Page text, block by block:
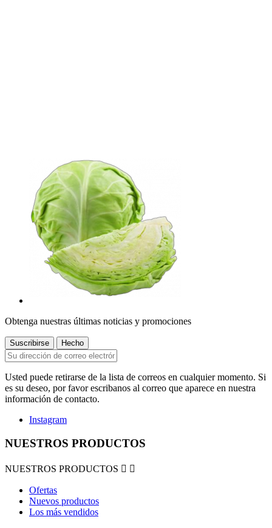
Obtenga nuestras últimas noticias y promociones
Usted puede retirarse de la lista de correos en cualquier momento. Si
es su deseo, por favor escribanos al correo que aparece en nuestra
información de contacto.
Instagram
NUESTROS PRODUCTOS
NUESTROS PRODUCTOS  
Ofertas
Nuevos productos
Los más vendidos